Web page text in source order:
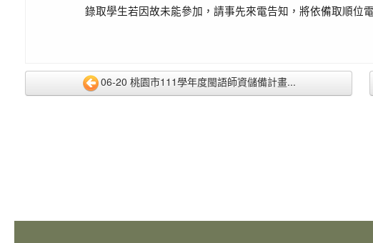
錄取學生若因故未能參加，請事先來電告知，將依備取順位
06-20 桃園市111學年度閩語師資儲備計畫...